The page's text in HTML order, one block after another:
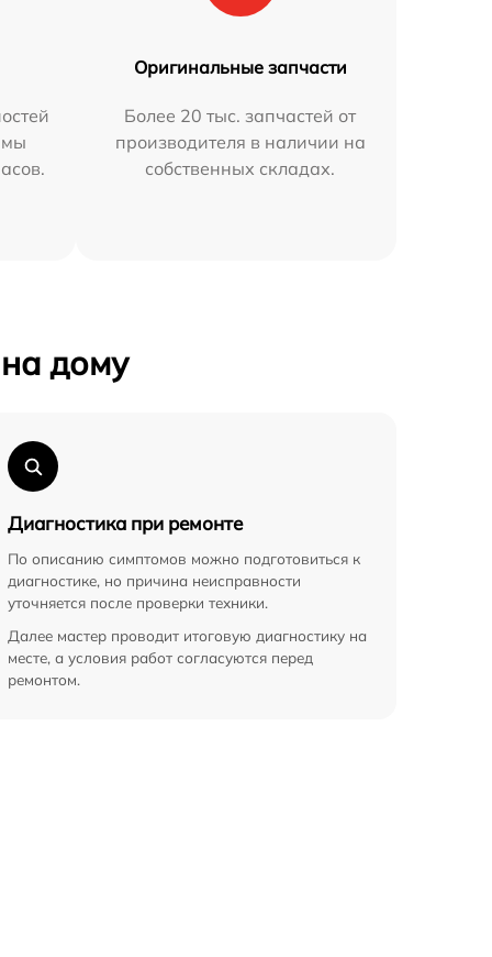
мы
Оригинальные запчасти
Более 20 тыс. запчастей от
производителя в наличии на
собственных складах.
дому
Диагностика при ремонте
По описанию симптомов можно подготовиться к
диагностике, но причина неисправности
уточняется после проверки техники.
Далее мастер проводит итоговую диагностику на
месте, а условия работ согласуются перед
ремонтом.